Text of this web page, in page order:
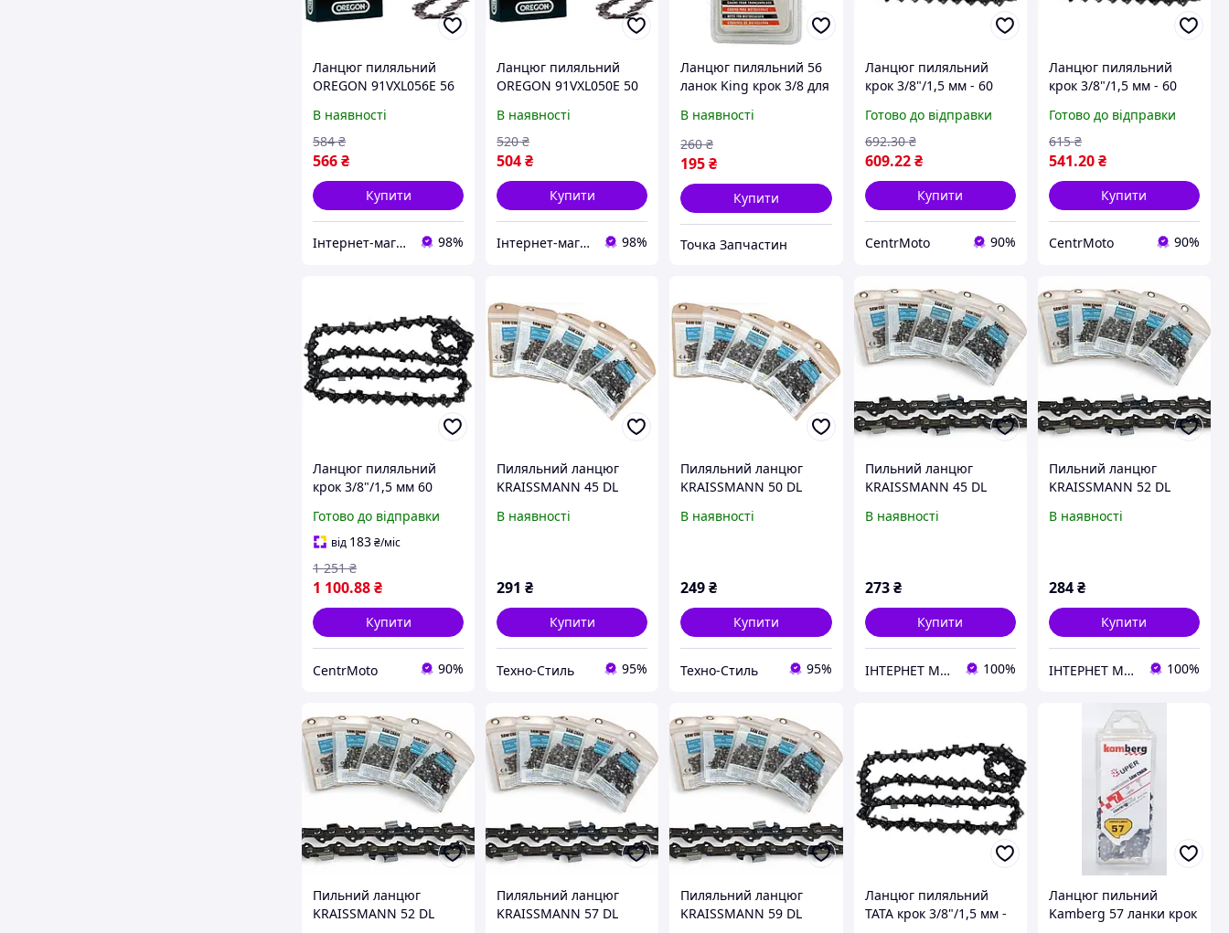
Ланцюг пиляльний
OREGON 91VXL056E 56
1,3 мм
В наявності
566₴
584 ₴
Купити
Інтернет-магазин «Super-Price» 98%
Ланцюг пиляльний
OREGON 91VXL050E 50
1,3 мм
В наявності
504₴
520 ₴
Купити
Інтернет-магазин «Super-Price» 98%
Ланцюг пиляльний 56
ланок King крок 3/8 для
шини 16 дюймів
В наявності
195₴
260 ₴
Купити
Точка Запчастин
Ланцюг пиляльний
крок 3/8"/1,5 мм - 60
Готово до відправки
609.22 ₴
692.30 ₴
Купити
CentrMoto 90%
Ланцюг пиляльний
крок 3/8"/1,5 мм - 60
Готово до відправки
541.20₴
615 ₴
Купити
CentrMoto 90%
Ланцюг пиляльний
крок 3/8"/1,5 мм 60
Готово до відправки
від 183₴/міс
1 100.88₴
1 251 ₴
Купити
CentrMoto 90%
Пиляльний ланцюг
KRAISSMANN 45 DL
суперзуб)
В наявності
291 ₴
Купити
Техно-Стиль 95%
Пиляльний ланцюг
KRAISSMANN 50 DL
суперзуб)
В наявності
249₴
Купити
Техно-Стиль 95%
Пильний ланцюг
KRAISSMANN 45 DL
шину 30см, супер-зуб)
В наявності
273 ₴
Купити
ІНТЕРНЕТ МАГАЗИН БЕНЗО-ЕЛЕКТРО ІНСТРУМЄНТА 100%
Пильний ланцюг
KRAISSMANN 52 DL
шину 35см, супер-зуб)
В наявності
284₴
Купити
ІНТЕРНЕТ МАГАЗИН БЕНЗО-ЕЛЕКТРО ІНСТРУМЄНТА 100%
Пильний ланцюг
KRAISSMANN 52 DL
Пиляльний ланцюг
KRAISSMANN 57 DL
Пиляльний ланцюг
KRAISSMANN 59 DL
Ланцюг пиляльний
ТАТА крок 3/8"/1,5 мм -
Ланцюг пильний
Kamberg 57 ланки крок